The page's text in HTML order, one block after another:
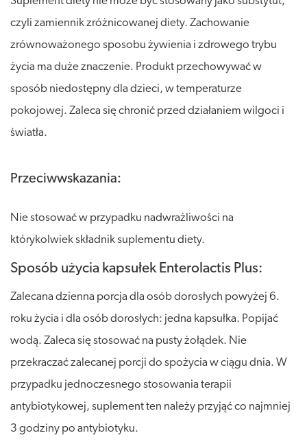
czyli zamiennik zróżnicowanej diety. Zachowanie
zrównoważonego sposobu żywienia i zdrowego trybu
życia ma duże znaczenie. Produkt przechowywać w
sposób niedostępny dla dzieci, w temperaturze
pokojowej. Zaleca się chronić przed działaniem wilgoci i
światła.
Przeciwwskazania:
Nie stosować w przypadku nadwrażliwości na
którykolwiek składnik suplementu diety.
Sposób użycia kapsułek Enterolactis Plus:
Zalecana dzienna porcja dla osób dorosłych powyżej 6.
roku życia i dla osób dorosłych: jedna kapsułka. Popijać
wodą. Zaleca się stosować na pusty żołądek. Nie
przekraczać zalecanej porcji do spożycia w ciągu dnia. W
przypadku jednoczesnego stosowania terapii
antybiotykowej, suplement ten należy przyjąć co najmniej
3 godziny po antybiotyku.